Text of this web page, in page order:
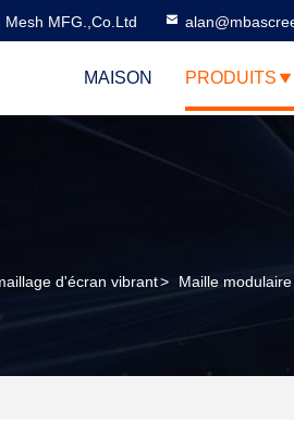
MFG.,Co.Ltd
MAISON PRODUITS
d'écran vibrant> Maille